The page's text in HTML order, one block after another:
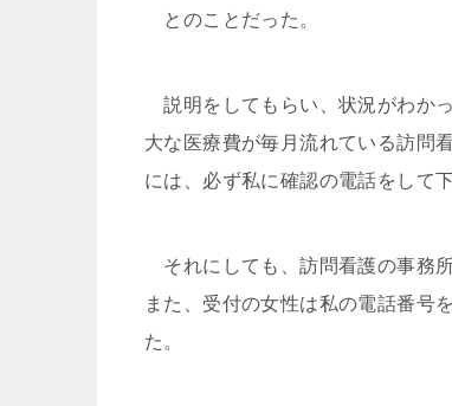
とのことだった。
説明をしてもらい、状況がわか
大な医療費が毎月流れている訪問
には、必ず私に確認の電話をして
それにしても、訪問看護の事務
また、受付の女性は私の電話番号
た。